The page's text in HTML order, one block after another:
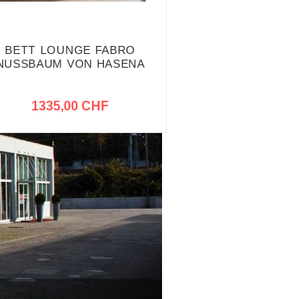
BETT LOUNGE FABRO
VON HASENA
1335,00 CHF